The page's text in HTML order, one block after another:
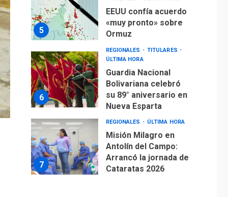
6
su 89° aniversario en
Nueva Esparta
7
Misión Milagro en
Arrancó la jornada de
Cataratas 2026
1
REGIONALES
TITULARES
Concejo Municipal de
Mariño respalda a
Cámara de Comercio
para reforma de Ley
de Puerto Libre